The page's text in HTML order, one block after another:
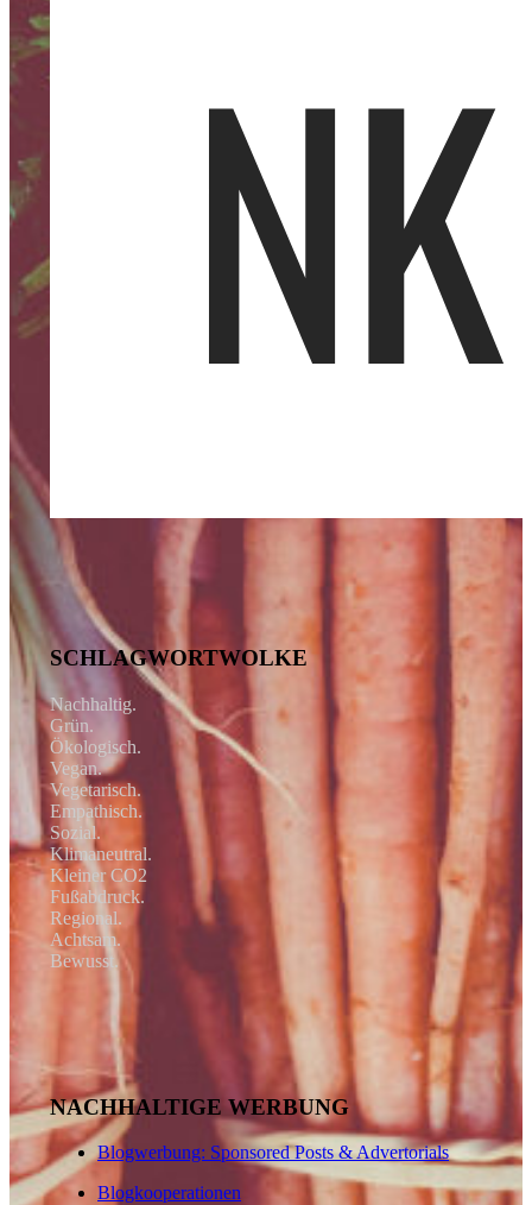
SCHLAGWORTWOLKE
Nachhaltig.
Grün.
Ökologisch.
Vegan.
Vegetarisch.
Empathisch.
Sozial.
Klimaneutral.
Kleiner CO2
Fußabdruck.
Regional.
Achtsam.
Bewusst.
NACHHALTIGE WERBUNG
Blogwerbung: Sponsored Posts & Advertorials
Blogkooperationen